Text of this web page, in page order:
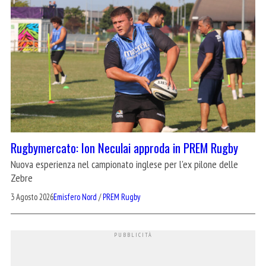
Rugbymercato: Ion Neculai approda in PREM Rugby
Nuova esperienza nel campionato inglese per l'ex pilone delle
Zebre
3 Agosto 2026Emisfero Nord /PREM Rugby